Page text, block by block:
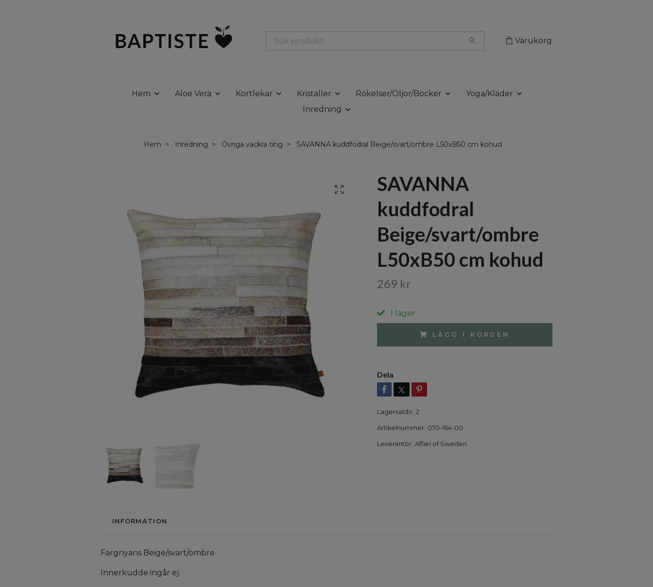
Varukorg
Hem Aloe Vera Kortlekar Kristaller Rökelser/Oljor/Böcker
Yoga/Kläder
Inredning
Hem Inredning Övriga vackra ting SAVANNA kuddfodral Beige/svart/ombre L50xB50 cm kohud
SAVANNA
kuddfodral
Beige/svart/ombre
L50xB50 cm kohud
269 kr
I lager
LÄGG I KORGEN
Dela
Lagersaldo: 2
Artikelnummer: 070-164-00
Leverantör: Affari of Sweden
INFORMATION
Färgnyans Beige/svart/ombre
Innerkudde ingår ej.